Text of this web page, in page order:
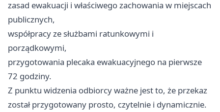
zasad ewakuacji i właściwego zachowania w miejscach
publicznych,
współpracy ze służbami ratunkowymi i
porządkowymi,
przygotowania plecaka ewakuacyjnego na pierwsze
72 godziny.
Z punktu widzenia odbiorcy ważne jest to, że przekaz
został przygotowany prosto, czytelnie i dynamicznie.